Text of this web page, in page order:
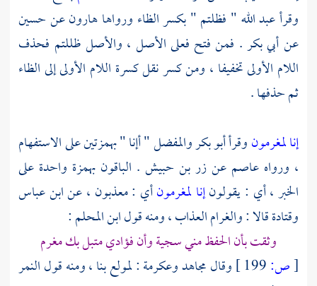
وقرأعبد الله" فظلتم " بكسر الظاء ورواهاهارونعنحسين
عنأبي بكر. فمن فتح فعلى الأصل ، والأصل ظللتم فحذف
اللام الأولى تخفيفا ، ومن كسر نقل كسرة اللام الأولى إلى الظاء
ثم حذفها .
إنا لمغرمونوقرأأبو بكروالمفضل " أإنا " بهمزتين على الاستفهام
، ورواهعاصمعنزر بن حبيش . الباقون بهمزة واحدة على
الخبر ، أي : يقولونإنا لمغرمونأي : معذبون ، عنابن عباس
وقتادةقالا : والغرام العذاب ، ومنه قولابن المحلم:
وثقت بأن الحفظ مني سجية وأن فؤادي متبل بك مغرم
[ص: وقالمجاهدوعكرمة: لمولع بنا ، ومنه قولالنمر